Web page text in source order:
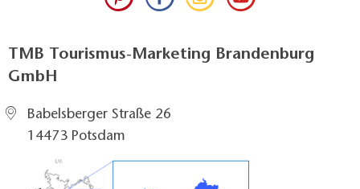
TMB Tourismus-Marketing Brandenburg
GmbH
Babelsberger Straße 26
14473 Potsdam